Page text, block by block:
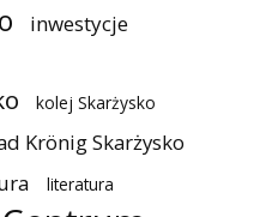
inwestycje
kolej Skarżysko
Krönig Skarżysko
literatura